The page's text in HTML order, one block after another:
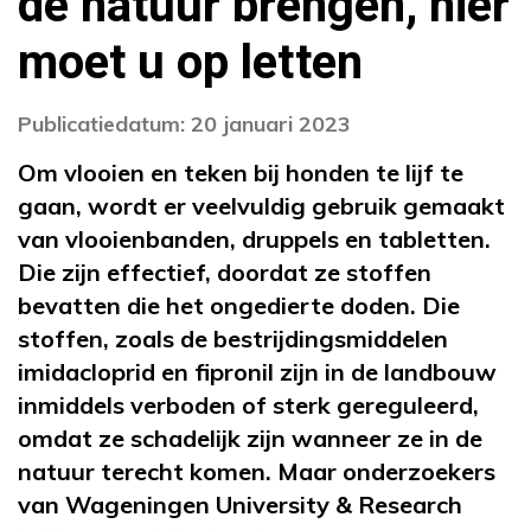
moet u op letten
Publicatiedatum: 20 januari 2023
Om vlooien en teken bij honden te lijf te
gaan, wordt er veelvuldig gebruik gemaakt
van vlooienbanden, druppels en tabletten.
Die zijn effectief, doordat ze stoffen
bevatten die het ongedierte doden. Die
stoffen, zoals de bestrijdingsmiddelen
imidacloprid en fipronil zijn in de landbouw
inmiddels verboden of sterk gereguleerd,
omdat ze schadelijk zijn wanneer ze in de
natuur terecht komen. Maar onderzoekers
van Wageningen University & Research